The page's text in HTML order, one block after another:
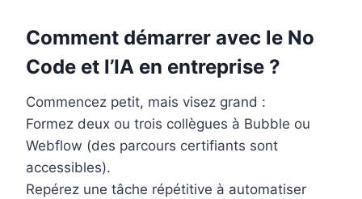
Comment démarrer avec le No
Code et l’IA en entreprise ?
Commencez petit, mais visez grand :
Formez deux ou trois collègues à Bubble ou
Webflow (des parcours certifiants sont
accessibles).
Repérez une tâche répétitive à automatiser